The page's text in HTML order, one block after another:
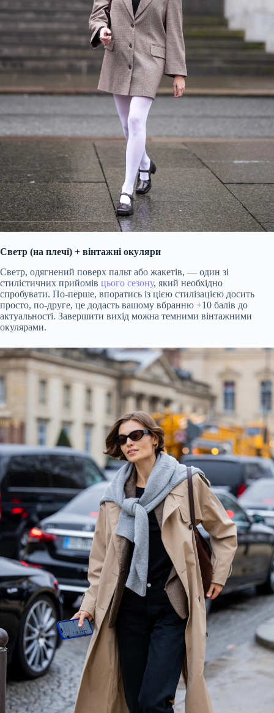
Светр (на плечі) + вінтажні окуляри
Светр, одягнений поверх пальт або жакетів, — один зі
стилістичних прийомів цього сезону, який необхідно
спробувати. По-перше, впоратись із цією стилізацією досить
просто, по-друге, це додасть вашому вбранню +10 балів до
актуальності. Завершити вихід можна темними вінтажними
окулярами.